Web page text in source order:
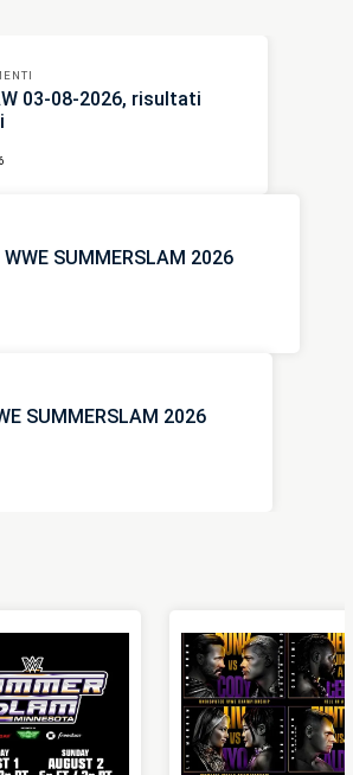
03-08-2026, risultati
SUMMERSLAM 2026
SUMMERSLAM 2026